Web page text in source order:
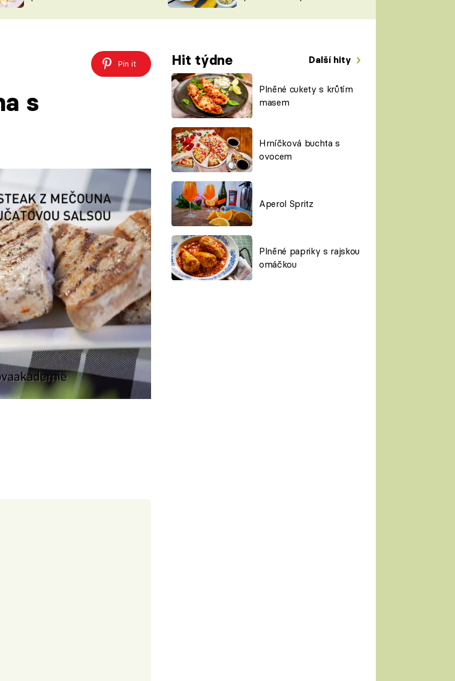
ŠÉFREDAKTORKY
ČASOPIS
Pin it Hit týdne Další hity
Plněné cukety s krůtím
masem
Hrníčková buchta s
ovocem
Aperol Spritz
Plněné papriky s rajskou
omáčkou
s
salsou. Jak na to?
30 minut